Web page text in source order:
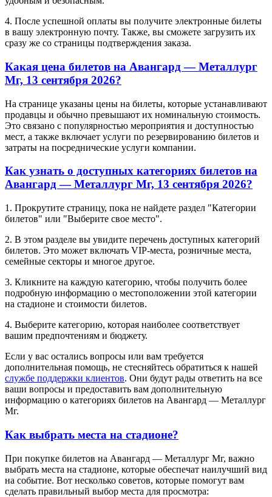
4. После успешной оплаты вы получите электронные билеты
в вашу электронную почту. Также, вы сможете загрузить их
сразу же со страницы подтверждения заказа.
Какая цена билетов на Авангард — Металлург
Мг, 13 сентября 2026?
На странице указаны цены на билеты, которые устанавливают
продавцы и обычно превышают их номинальную стоимость.
Это связано с популярностью мероприятия и доступностью
мест, а также включает услуги по резервированию билетов и
затраты на посреднические услуги компании.
Как узнать о доступных категориях билетов на
Авангард — Металлург Мг, 13 сентября 2026?
1. Прокрутите страницу, пока не найдете раздел "Категории
билетов" или "Выберите свое место".
2. В этом разделе вы увидите перечень доступных категорий
билетов. Это может включать VIP-места, розничные места,
семейные секторы и многое другое.
3. Кликните на каждую категорию, чтобы получить более
подробную информацию о местоположении этой категории
на стадионе и стоимости билетов.
4. Выберите категорию, которая наиболее соответствует
вашим предпочтениям и бюджету.
Если у вас остались вопросы или вам требуется
дополнительная помощь, не стесняйтесь обратиться к нашей
службе поддержки клиентов. Они будут рады ответить на все
ваши вопросы и предоставить вам дополнительную
информацию о категориях билетов на Авангард — Металлург
Мг.
Как выбрать места на стадионе?
При покупке билетов на Авангард — Металлург Мг, важно
выбрать места на стадионе, которые обеспечат наилучший вид
на событие. Вот несколько советов, которые помогут вам
сделать правильный выбор места для просмотра: